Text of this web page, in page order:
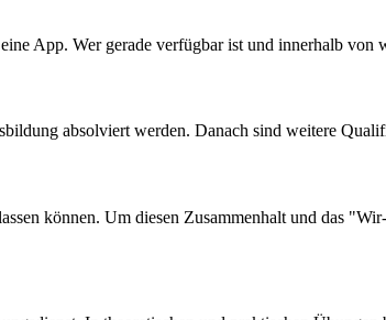
App. Wer gerade verfügbar ist und innerhalb von
absolviert werden. Danach sind weitere
können. Um diesen Zusammenhalt und das